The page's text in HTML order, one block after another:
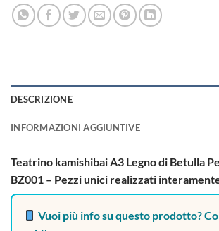
DESCRIZIONE
INFORMAZIONI AGGIUNTIVE
Teatrino kamishibai A3 Legno di Betulla
BZ001 – Pezzi unici realizzati
Vuoi più info su questo prodotto?